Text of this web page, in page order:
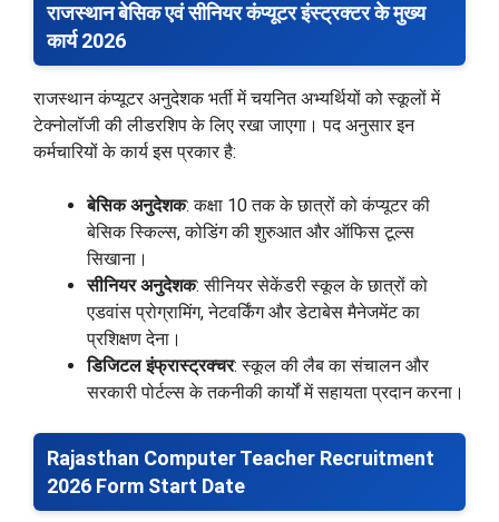
राजस्थान बेसिक एवं सीनियर कंप्यूटर इंस्ट्रक्टर के मुख्य
कार्य 2026
राजस्थान कंप्यूटर अनुदेशक भर्ती में चयनित अभ्यर्थियों को स्कूलों में
टेक्नोलॉजी की लीडरशिप के लिए रखा जाएगा। पद अनुसार इन
कर्मचारियों के कार्य इस प्रकार है:
बेसिक अनुदेशक: कक्षा 10 तक के छात्रों को कंप्यूटर की
बेसिक स्किल्स, कोडिंग की शुरुआत और ऑफिस टूल्स
सिखाना।
सीनियर अनुदेशक: सीनियर सेकेंडरी स्कूल के छात्रों को
एडवांस प्रोग्रामिंग, नेटवर्किंग और डेटाबेस मैनेजमेंट का
प्रशिक्षण देना।
डिजिटल इंफ्रास्ट्रक्चर: स्कूल की लैब का संचालन और
सरकारी पोर्टल्स के तकनीकी कार्यों में सहायता प्रदान करना।
Rajasthan Computer Teacher Recruitment
2026 Form Start Date